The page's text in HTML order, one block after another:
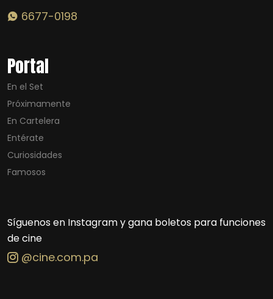
6677-0198
Portal
En el Set
Próximamente
En Cartelera
Entérate
Curiosidades
Famosos
Síguenos en Instagram y gana boletos para funciones
de cine
@cine.com.pa